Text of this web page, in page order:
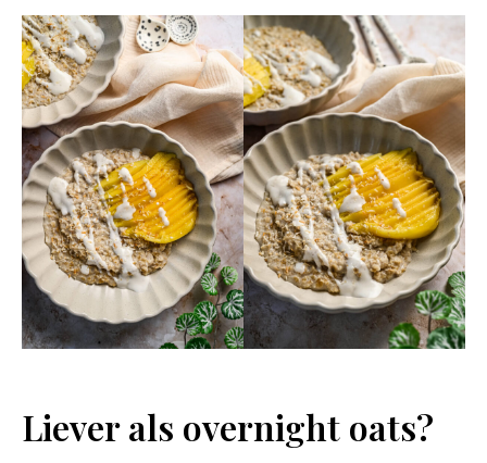
Liever als overnight oats?